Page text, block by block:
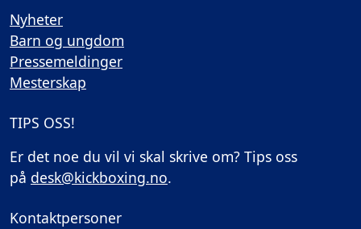
Nyheter
Barn og ungdom
Pressemeldinger
Mesterskap
TIPS OSS!
Er det noe du vil vi skal skrive om? Tips oss
på desk@kickboxing.no.
Kontaktpersoner